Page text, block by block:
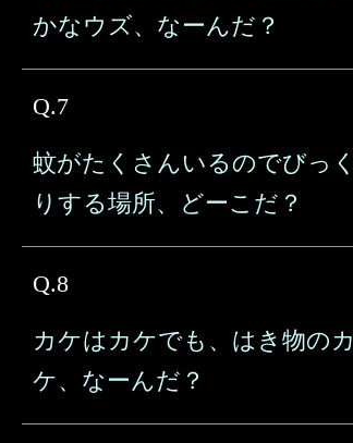
かなウズ、なーんだ？
Q.7
蚊がたくさんいるのでびっく
りする場所、どーこだ？
Q.8
カケはカケでも、はき物のカ
ケ、なーんだ？